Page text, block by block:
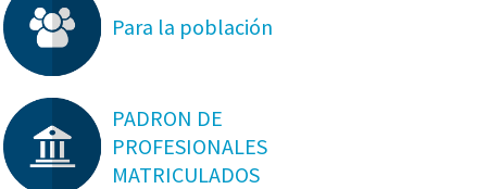
Para la población
PADRON DE
PROFESIONALES
MATRICULADOS